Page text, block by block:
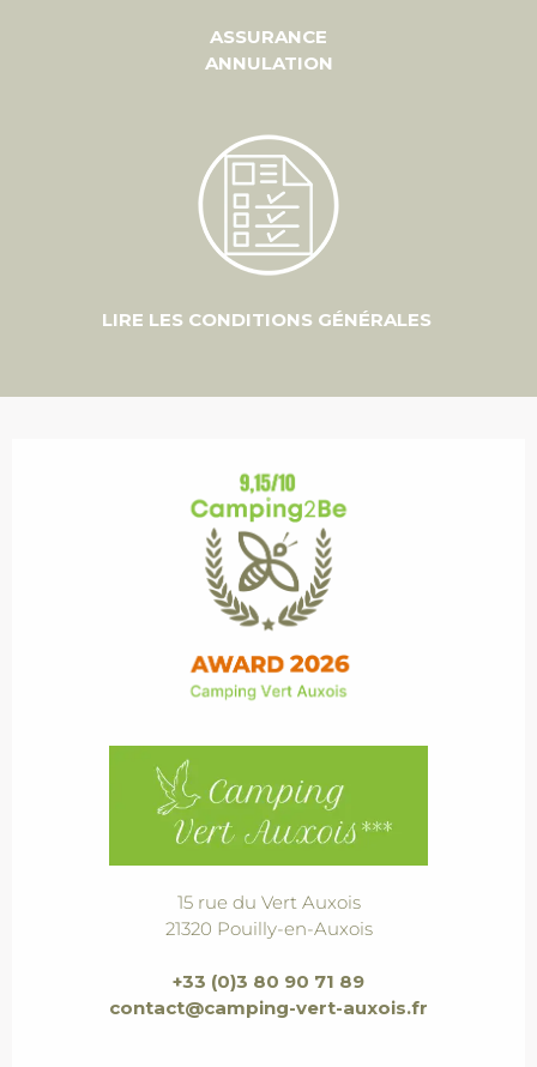
ASSURANCE
ANNULATION
LIRE LES CONDITIONS GÉNÉRALES
15 rue du Vert Auxois
21320 Pouilly-en-Auxois
+33 (0)3 80 90 71 89
contact@camping-vert-auxois.fr